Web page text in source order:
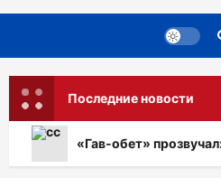
Последние новости
«Гав-обет»